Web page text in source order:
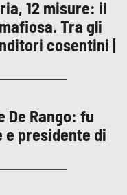
12 misure: il
Tra gli
cosentini |
De Rango: fu
e presidente di